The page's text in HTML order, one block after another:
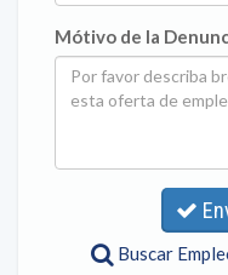
Mótivo de la
Buscar